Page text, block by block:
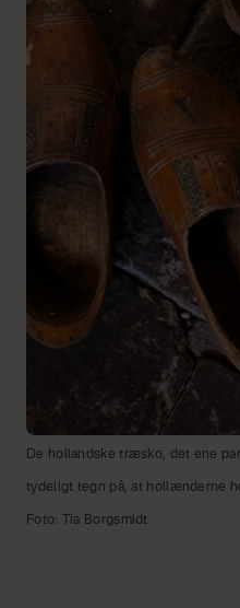
De hollandske træsko, det ene
tydeligt tegn på, at hollænderne
Foto: Tia Borgsmidt